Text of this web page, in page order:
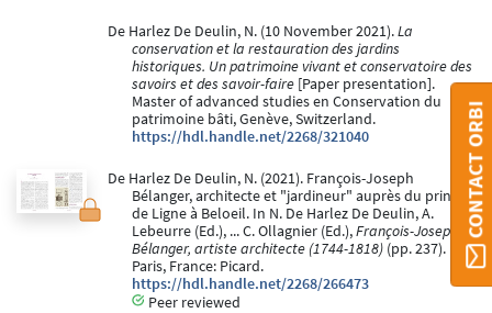
De Harlez De Deulin, N. (10 November 2021).La
conservation et la restauration des jardins
historiques. Un patrimoine vivant et conservatoire des
savoirs et des savoir-faire [Paper presentation].
Master of advanced studies en Conservation du
patrimoine bâti, Genève, Switzerland.
https://hdl.handle.net/2268/321040
De Harlez De Deulin, N. (2021). François-Joseph
Bélanger, architecte et "jardineur" auprès du prince
de Ligne à Beloeil. In N. De Harlez De Deulin, A.
Lebeurre (Ed.), ... C. Ollagnier (Ed.),François-Joseph
Bélanger, artiste architecte (1744-1818) (pp. 237).
Paris, France: Picard.
https://hdl.handle.net/2268/266473
Peer reviewed
CONTACT ORBI